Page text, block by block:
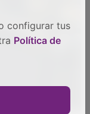
configurar tus
Política de